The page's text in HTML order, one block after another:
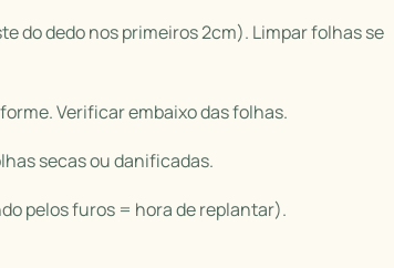
do dedo nos primeiros 2cm). Limpar folhas se
Verificar embaixo das folhas.
secas ou danificadas.
pelos furos = hora de replantar).